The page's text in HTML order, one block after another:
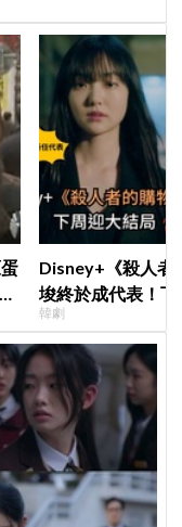
Disney+《殺人者
埈終於成代表！
現成最大伏筆
韓劇